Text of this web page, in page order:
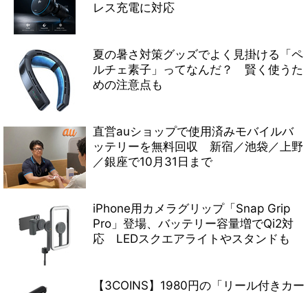
レス充電に対応
夏の暑さ対策グッズでよく見掛ける「ペ
ルチェ素子」ってなんだ？ 賢く使うた
めの注意点も
直営auショップで使用済みモバイルバ
ッテリーを無料回収 新宿／池袋／上野
／銀座で10月31日まで
iPhone用カメラグリップ「Snap Grip
Pro」登場、バッテリー容量増でQi2対
応 LEDスクエアライトやスタンドも
【3COINS】1980円の「リール付きカー